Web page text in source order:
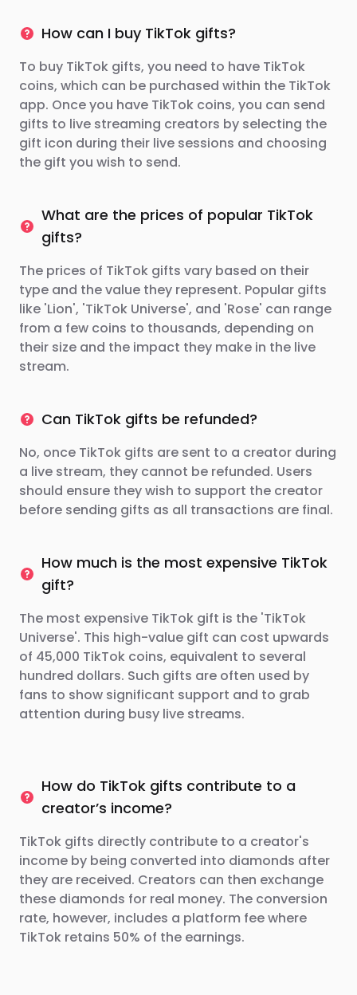
How can I buy TikTok gifts?
To buy TikTok gifts, you need to have TikTok
coins, which can be purchased within the TikTok
app. Once you have TikTok coins, you can send
gifts to live streaming creators by selecting the
gift icon during their live sessions and choosing
the gift you wish to send.
What are the prices of popular TikTok
gifts?
The prices of TikTok gifts vary based on their
type and the value they represent. Popular gifts
like 'Lion', 'TikTok Universe', and 'Rose' can range
from a few coins to thousands, depending on
their size and the impact they make in the live
stream.
Can TikTok gifts be refunded?
No, once TikTok gifts are sent to a creator during
a live stream, they cannot be refunded. Users
should ensure they wish to support the creator
before sending gifts as all transactions are final.
How much is the most expensive TikTok
gift?
The most expensive TikTok gift is the 'TikTok
Universe'. This high-value gift can cost upwards
of 45,000 TikTok coins, equivalent to several
hundred dollars. Such gifts are often used by
fans to show significant support and to grab
attention during busy live streams.
How do TikTok gifts contribute to a
creator’s income?
TikTok gifts directly contribute to a creator's
income by being converted into diamonds after
they are received. Creators can then exchange
these diamonds for real money. The conversion
rate, however, includes a platform fee where
TikTok retains 50% of the earnings.